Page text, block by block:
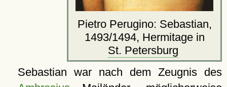
Pietro Perugino: Sebastian,
1493/1494, Hermitage in
St. Petersburg
Sebastian war nach dem Zeugnis des